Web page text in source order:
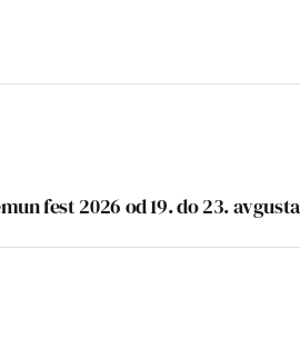
fest 2026 od 19. do 23. avgusta